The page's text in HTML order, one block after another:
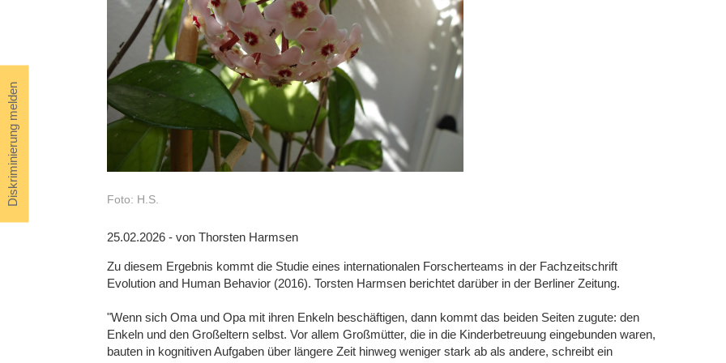
Diskriminierung melden Foto: H.S.
25.02.2026 - von Thorsten Harmsen
Zu diesem Ergebnis kommt die Studie eines internationalen Forscherteams in der Fachzeitschrift
Evolution and Human Behavior (2016). Torsten Harmsen berichtet darüber in der Berliner Zeitung.
"Wenn sich Oma und Opa mit ihren Enkeln beschäftigen, dann kommt das beiden Seiten zugute: den
Enkeln und den Großeltern selbst. Vor allem Großmütter, die in die Kinderbetreuung eingebunden waren,
bauten in kognitiven Aufgaben über längere Zeit hinweg weniger stark ab als andere, schreibt ein